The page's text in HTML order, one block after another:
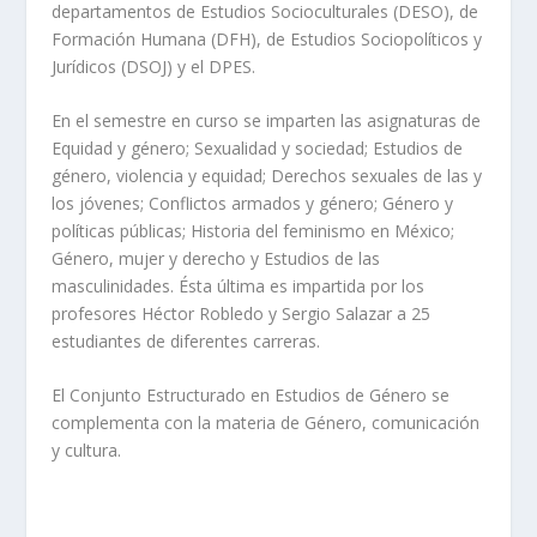
departamentos de Estudios Socioculturales (DESO), de
Formación Humana (DFH), de Estudios Sociopolíticos y
Jurídicos (DSOJ) y el DPES.
En el semestre en curso se imparten las asignaturas de
Equidad y género; Sexualidad y sociedad; Estudios de
género, violencia y equidad; Derechos sexuales de las y
los jóvenes; Conflictos armados y género; Género y
políticas públicas; Historia del feminismo en México;
Género, mujer y derecho y Estudios de las
masculinidades. Ésta última es impartida por los
profesores Héctor Robledo y Sergio Salazar a 25
estudiantes de diferentes carreras.
El Conjunto Estructurado en Estudios de Género se
complementa con la materia de Género, comunicación
y cultura.